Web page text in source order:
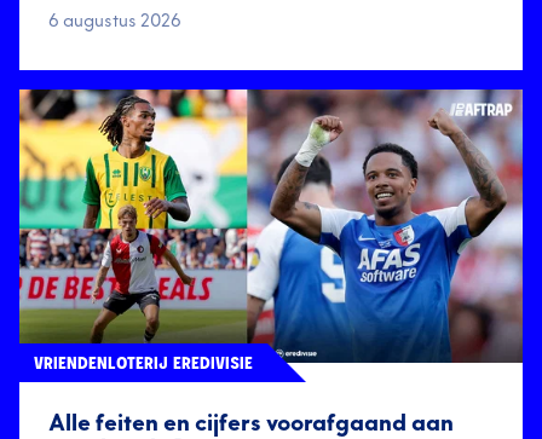
6 augustus 2026
Alle feiten en cijfers voorafgaand aan
VRIENDENLOTERIJ EREDIVISIE